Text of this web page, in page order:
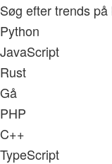
Søg efter trends
Python
JavaScript
Rust
Gå
PHP
C++
TypeScript